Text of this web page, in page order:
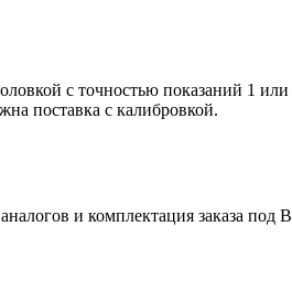
с точностью показаний 1
поставка с калибровкой.
и комплектация заказа под